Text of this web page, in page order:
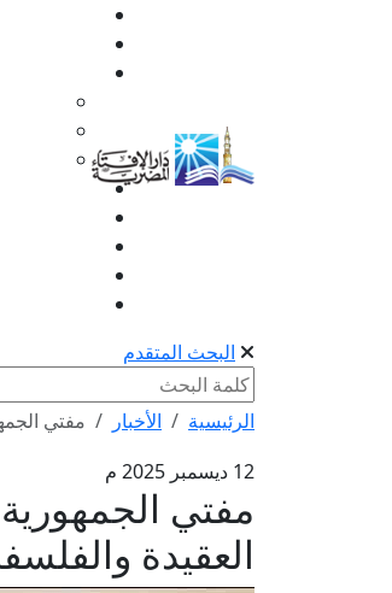
البحث المتقدم
الرئيسية الأخبار
مفتي
12 ديسمبر 2025 م
مفتي الجمهورية
العقيدة